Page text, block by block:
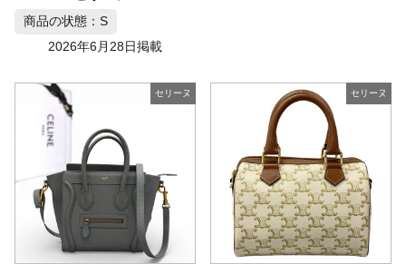
商品の状態：S
2026年6月28日掲載
セリーヌ セリーヌ